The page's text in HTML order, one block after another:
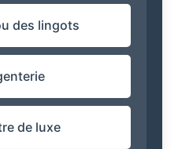
des lingots
de luxe